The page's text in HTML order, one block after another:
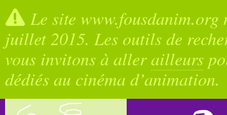
Le site
juillet 2015. Les outils de
vous invitons à allerailleurs
dédiés au cinéma d’animation.